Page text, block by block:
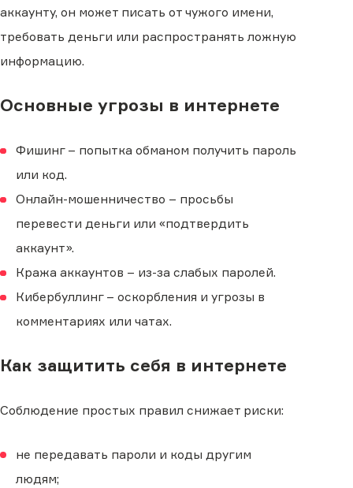
аккаунту, он может писать от чужого имени,
требовать деньги или распространять ложную
информацию.
Основные угрозы в интернете
Фишинг – попытка обманом получить пароль
или код.
Онлайн-мошенничество – просьбы
перевести деньги или «подтвердить
аккаунт».
Кража аккаунтов – из-за слабых паролей.
Кибербуллинг – оскорбления и угрозы в
комментариях или чатах.
Как защитить себя в интернете
Соблюдение простых правил снижает риски:
не передавать пароли и коды другим
людям;